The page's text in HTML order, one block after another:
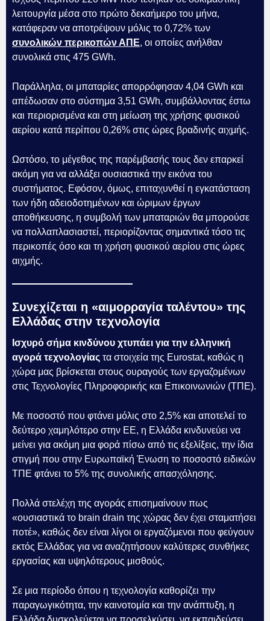
λειτουργία μέσα στο πρώτο δεκαήμερο του μήνα,
κατάφεραν να αποτρέψουν μόλις το 0,72% των
συνολικών περικοπών ΑΠΕ, οι οποίες ανήλθαν
συνολικά στις 475 GWh.
Παράλληλα, οι μπαταρίες απορρόφησαν 4,04 GWh και
απέδωσαν στο σύστημα 3,51 GWh, συμβάλλοντας έστω
και περιορισμένα και στη μείωση της χρήσης φυσικού
αερίου κατά περίπου 0,26% στις ώρες βραδινής αιχμής.
Ωστόσο, το μέγεθος της παρέμβασής τους δεν επαρκεί
ακόμη για να αλλάξει ουσιαστικά την εικόνα του
συστήματος. Εφόσον, όμως, επιταχυνθεί η εγκατάσταση
των ήδη αδειοδοτημένων και ώριμων έργων
αποθήκευσης, η συμβολή των μπαταριών θα μπορούσε
να πολλαπλασιαστεί, περιορίζοντας σημαντικά τόσο τις
περικοπές όσο και τη χρήση φυσικού αερίου στις ώρες
αιχμής.
Συνεχίζεται η «αιμορραγία ταλέντου» της
Ελλάδας στην τεχνολογία
Ισχυρό σήμα κινδύνου χτυπάει για την ελληνική
αγορά τεχνολογίας τα στοιχεία της Eurostat, καθώς η
χώρα μας βρίσκεται στους ουραγούς των εργαζομένων
στις Τεχνολογίες Πληροφορικής και Επικοινωνιών (ΤΠΕ).
Με ποσοστό που φτάνει μόλις στο 2,5% και αποτελεί το
δεύτερο χαμηλότερο στην ΕΕ, η Ελλάδα κινδυνεύει να
μείνει για ακόμη μια φορά πίσω από τις εξελίξεις, την ίδια
στιγμή που στην Ευρωπαϊκή Ένωση το ποσοστό ειδικών
ΤΠΕ φτάνει το 5% της συνολικής απασχόλησης.
Πολλά στελέχη της αγοράς επισημαίνουν πως
«ουσιαστικά το brain drain της χώρας δεν έχει σταματήσει
ποτέ», καθώς δεν είναι λίγοι οι εργαζόμενοι που φεύγουν
εκτός Ελλάδας για να αναζητήσουν καλύτερες συνθήκες
εργασίας και υψηλότερους μισθούς.
Σε μια περίοδο όπου η τεχνολογία καθορίζει την
παραγωγικότητα, την καινοτομία και την ανάπτυξη, η